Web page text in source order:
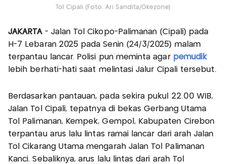
Tol Cipali (Foto: Ari Sandita/Okezone)
JAKARTA- Jalan Tol Cikopo-Palimanan (Cipali) pada
H-7 Lebaran 2025 pada Senin (24/3/2025) malam
terpantau lancar. Polisi pun meminta agar pemudik
lebih berhati-hati saat melintasi Jalur Cipali tersebut.
Berdasarkan pantauan, pada sekira pukul 22.00 WIB,
Jalan Tol Cipali, tepatnya di bekas Gerbang Utama
Tol Palimanan, Kempek, Gempol, Kabupaten Cirebon
terpantau arus lalu lintas ramai lancar dari arah Jalan
Tol Cikarang Utama mengarah Jalan Tol Palimanan
Kanci. Sebaliknya, arus lalu lintas dari arah Tol